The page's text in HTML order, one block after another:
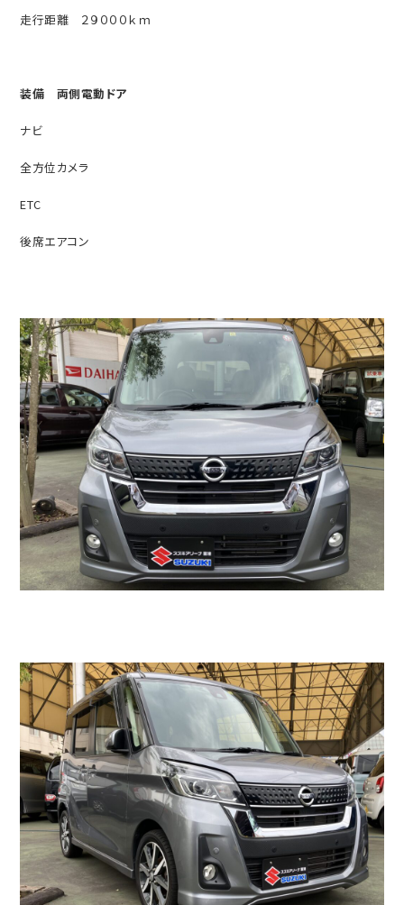
走行距離 ２９０００ｋｍ
装備 両側電動ドア
ナビ
全方位カメラ
ETC
後席エアコン